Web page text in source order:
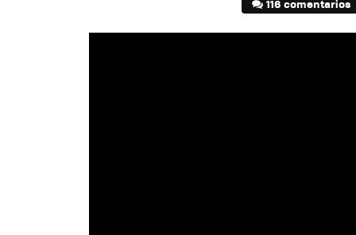
116 comentarios